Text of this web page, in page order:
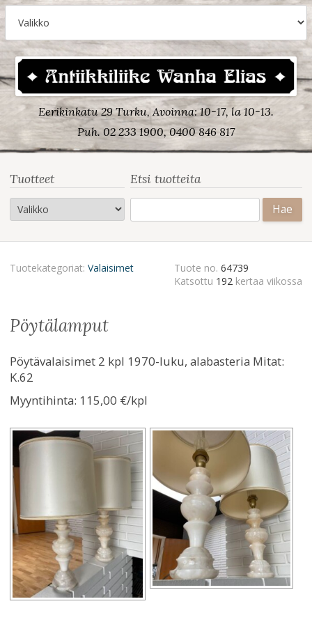
Eerikinkatu 29 Turku, Avoinna: 10-17, la 10-13.
Puh. 02 233 1900, 0400 846 817
Tuotteet Etsi tuotteita
Tuotekategoriat: Valaisimet Tuote no. 64739
Katsottu 192 kertaa viikossa
pöytälamput
Pöytävalaisimet 2 kpl 1970-luku, alabasteria Mitat:
K.62
Myyntihinta: 115,00 €/kpl